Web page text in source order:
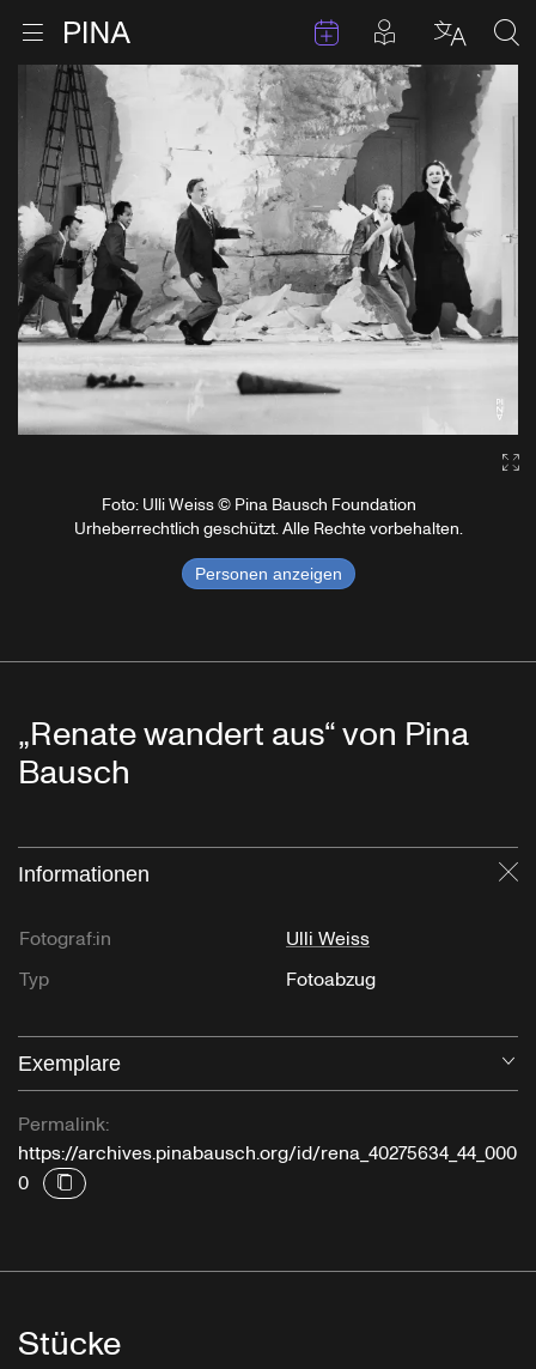
Zum Inhalt springen
Menu öffnen TermineBeiträge in
Foto: Ulli Weiss © Pina Bausch Foundation
Urheberrechtlich geschützt. Alle Rechte vorbehalten.
Personen anzeigen
„Renate wandert aus“ von Pina
Bausch
Informationen
Fotograf:in
Ulli Weiss
Typ
Fotoabzug
Exemplare
Permalink:
https://archives.pinabausch.org/id/rena_40275634_44_000
0
Stücke